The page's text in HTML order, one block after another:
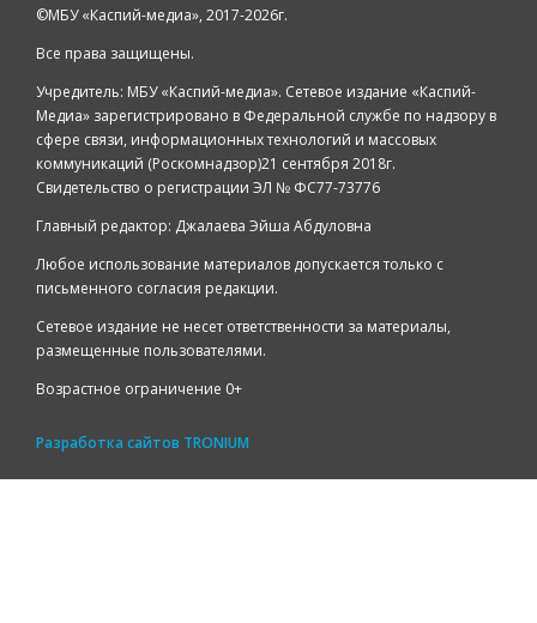
©️МБУ «Каспий-медиа», 2017-2026г.
Все права защищены.
Учредитель: МБУ «Каспий-медиа». Сетевое издание «Каспий-
Медиа» зарегистрировано в Федеральной службе по надзору в
сфере связи, информационных технологий и массовых
коммуникаций (Роскомнадзор)21 сентября 2018г.
Свидетельство о регистрации ЭЛ № ФС77-73776
Главный редактор: Джалаева Эйша Абдуловна
Любое использование материалов допускается только с
письменного согласия редакции.
Сетевое издание не несет ответственности за материалы,
размещенные пользователями.
Возрастное ограничение 0+
Разработка сайтов TRONIUM